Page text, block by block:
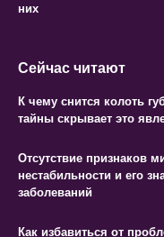
них
Сейчас читают
К чему снится колоть
тайны скрывает это
Отсутствие признаков
нестабильности и его
заболеваний
Как избавиться от